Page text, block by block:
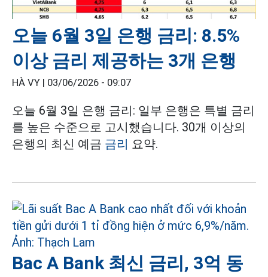
오늘 6월 3일 은행 금리: 8.5%
이상 금리 제공하는 3개 은행
HÀ VY | 03/06/2026 - 09:07
오늘 6월 3일 은행 금리: 일부 은행은 특별 금리
를 높은 수준으로 고시했습니다. 30개 이상의
은행의 최신 예금 금리 요약.
Bac A Bank 최신 금리, 3억 동